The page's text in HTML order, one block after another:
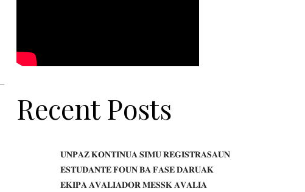
Recent Posts
𝐔𝐍𝐏𝐀𝐙 𝐊𝐎𝐍𝐓𝐈𝐍𝐔𝐀 𝐒𝐈𝐌𝐔 𝐑𝐄𝐆𝐈𝐒𝐓𝐑𝐀𝐒𝐀𝐔𝐍
𝐄𝐒𝐓𝐔𝐃𝐀𝐍𝐓𝐄 𝐅𝐎𝐔𝐍 𝐁𝐀 𝐅𝐀𝐒𝐄 𝐃𝐀𝐑𝐔𝐀𝐊
𝐄𝐊𝐈𝐏𝐀 𝐀𝐕𝐀𝐋𝐈𝐀𝐃𝐎𝐑 𝐌𝐄𝐒𝐒𝐊 𝐀𝐕𝐀𝐋𝐈𝐀